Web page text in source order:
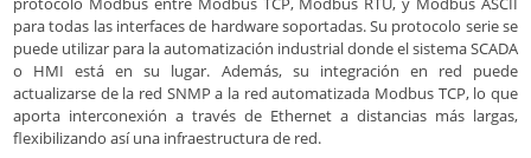
para todas las interfaces de hardware soportadas. Su protocolo serie se
puede utilizar para la automatización industrial donde el sistema SCADA
o HMI está en su lugar. Además, su integración en red puede
actualizarse de la red SNMP a la red automatizada Modbus TCP, lo que
aporta interconexión a través de Ethernet a distancias más largas,
flexibilizando así una infraestructura de red.